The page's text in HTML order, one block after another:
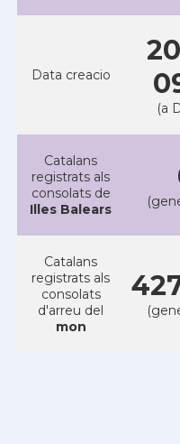
Data creacio
(a
Catalans
registrats als
consolats de
Illes Balears
Catalans
registrats als
consolats
d'arreu del
mon